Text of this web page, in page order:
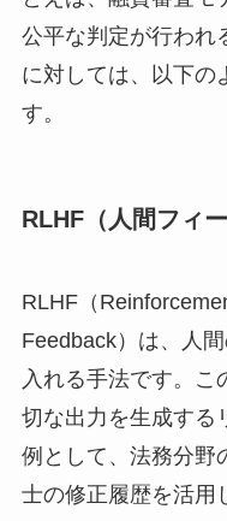
公平な判定が行われ
に対しては、以下の
す。
RLHF（人間フィ
RLHF（
Feedback）は、人
入れる手法です。こ
切な出力を生成する
例として、法務分野
士の修正履歴を活用